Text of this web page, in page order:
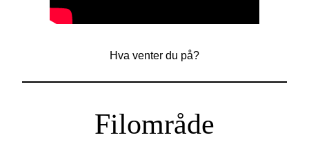
Hva venter du på?
Filområde